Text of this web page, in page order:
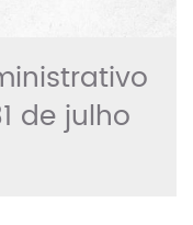
de julho